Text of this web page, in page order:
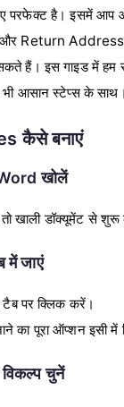
परफेक्ट है। इसमें आप
Return Address
हैं। इस गाइड में
आसान स्टेप्स के साथ।
कैसे बनाएं
खोलें
खाली डॉक्यूमेंट से
जाएं
टैब पर क्लिक करें।
पूरा ऑप्शन इसी में
चुनें